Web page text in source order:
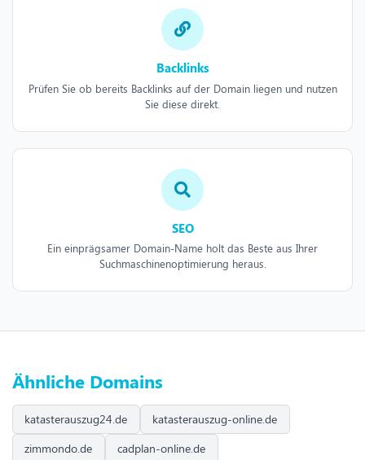
Backlinks
Prüfen Sie ob bereits Backlinks auf der Domain liegen und nutzen
Sie diese direkt.
SEO
Ein einprägsamer Domain-Name holt das Beste aus Ihrer
Suchmaschinenoptimierung heraus.
Ähnliche Domains
katasterauszug24.de
katasterauszug-online.de
zimmondo.de
cadplan-online.de